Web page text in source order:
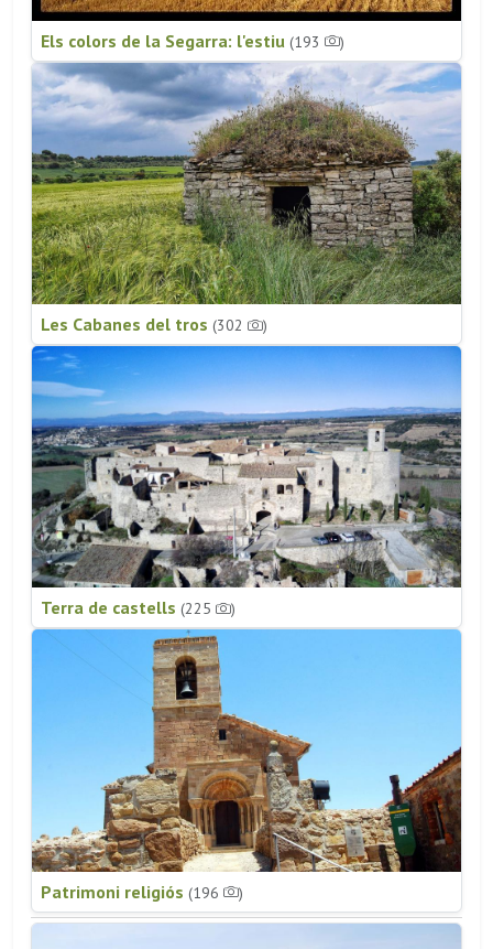
Els colors de la Segarra: l'estiu (193 )
Les Cabanes del tros (302 )
Terra de castells (225 )
Patrimoni religiós (196 )